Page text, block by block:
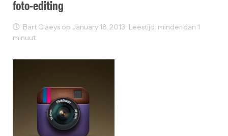
foto-editing
Bart Claeys op January 18, 2013 · Leestijd: minder dan 1
minuut